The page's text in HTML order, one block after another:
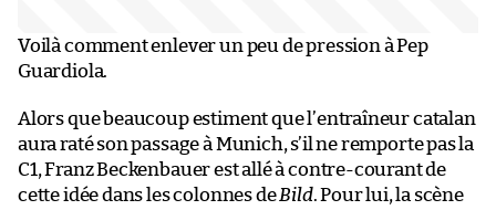
Voilà comment enlever un peu de pression à Pep
Guardiola.
Alors que beaucoup estiment que l’entraîneur catalan
aura raté son passage à Munich, s’il ne remporte pas la
C1, Franz Beckenbauer est allé à contre-courant de
cette idée dans les colonnes deBild. Pour lui, la scène